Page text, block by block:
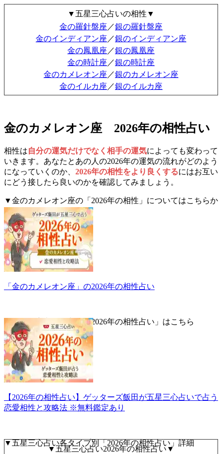
▼五星三心占いの相性▼
金の羅針盤座 ／銀の羅針盤座
金のインディアン座 ／銀のインディアン座
金の鳳凰座 ／銀の鳳凰座
金の時計座 ／銀の時計座
金のカメレオン座 ／銀のカメレオン座
金のイルカ座 ／銀のイルカ座
金のカメレオン座 2026年の相性占い
相性は自分の運気だけでなく相手の運気によっても変わって
いきます。あなたとあの人の2026年の運気の流れがどのよう
になっていくのか、 2026年の相性をより良くするにはお互い
にどう接したら良いのかを確認してみましょう。
▼金のカメレオン座の「2026年の相性」についてはこちらか
ら
「金のカメレオン座」の2026年の相性占い
▼五星三心占いで占う「2026年の相性占い」はこちら
【2026年の相性占い】ゲッターズ飯田が五星三心占いで占う
恋愛相性と攻略法 ※無料鑑定あり
▼五星三心占い各タイプ別「2026年の相性占い」詳細
▼五星三心占い2026年の相性占い▼